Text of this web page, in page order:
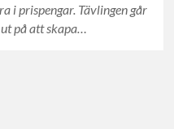
i prispengar. Tävlingen går
på att skapa…